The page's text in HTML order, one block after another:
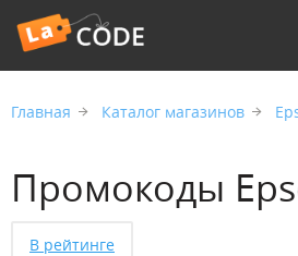
Главная Каталог магазинов
Промокоды
В рейтинге